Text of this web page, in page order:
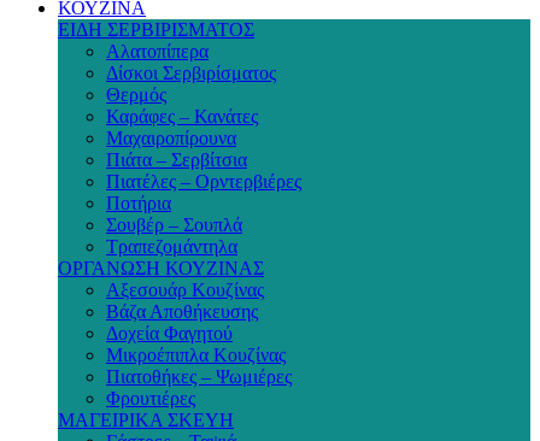
ΚΟΥΖΙΝΑ
ΕΙΔΗ ΣΕΡΒΙΡΙΣΜΑΤΟΣ
Αλατοπίπερα
Δίσκοι Σερβιρίσματος
Θερμός
Καράφες – Κανάτες
Μαχαιροπίρουνα
Πιάτα – Σερβίτσια
Πιατέλες – Ορντερβιέρες
Ποτήρια
Σουβέρ – Σουπλά
Τραπεζομάντηλα
ΟΡΓΑΝΩΣΗ ΚΟΥΖΙΝΑΣ
Αξεσουάρ Κουζίνας
Βάζα Αποθήκευσης
Δοχεία Φαγητού
Μικροέπιπλα Κουζίνας
Πιατοθήκες – Ψωμιέρες
Φρουτιέρες
ΜΑΓΕΙΡΙΚΑ ΣΚΕΥΗ